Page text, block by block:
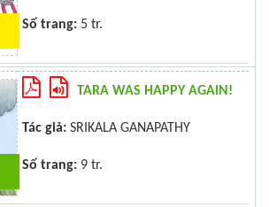
Số trang: 5 tr.
TARA WAS HAPPY AGAIN!
Tác giả: SRIKALA GANAPATHY
Số trang: 9 tr.